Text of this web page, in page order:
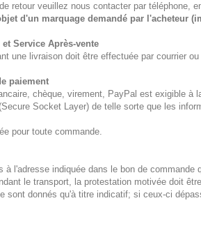
retour veuillez nous contacter par
d'un marquage demandé par l'acheteur
Service Après-vente
une livraison doit être effectuée par courrier
paiement
chèque, virement, PayPal est exigible
Socket Layer) de telle sorte que les
pour toute commande.
à l'adresse indiquée dans le bon de commande
le transport, la protestation motivée doit
sont donnés qu'à titre indicatif; si ceux-ci